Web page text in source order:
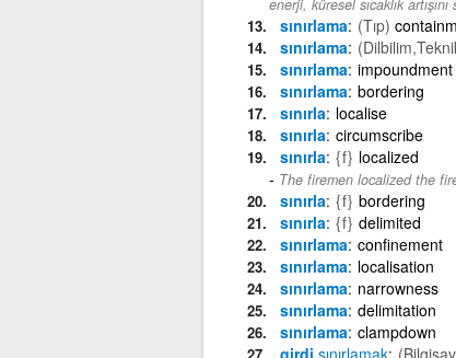
enerji, küresel sıcaklık
sınırlama (Tıp)
sınırlama
sınırlama impoundment
sınırlama bordering
sınırla localise
sınırla circumscribe
sınırla {f} localized
The firemen localized the
sınırla {f} bordering
sınırla {f} delimited
sınırlama confinement
sınırlama localisation
sınırlama narrowness
sınırlama delimitation
sınırlama clampdown
girdi sınırlamak